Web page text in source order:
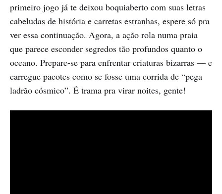
primeiro jogo já te deixou boquiaberto com suas letras
cabeludas de história e carretas estranhas, espere só pra
ver essa continuação. Agora, a ação rola numa praia
que parece esconder segredos tão profundos quanto o
oceano. Prepare-se para enfrentar criaturas bizarras — e
carregue pacotes como se fosse uma corrida de “pega
ladrão cósmico”. É trama pra virar noites, gente!